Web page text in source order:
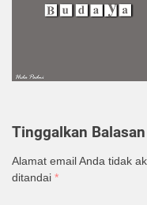
Tinggalkan Balasan
Alamat email Anda tidak
ditandai *